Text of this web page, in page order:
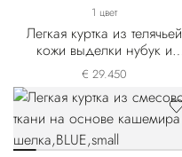
1 цвет
Легкая куртка из телячьей
кожи выделки нубук и
крокодиловой кожи
€ 29.450